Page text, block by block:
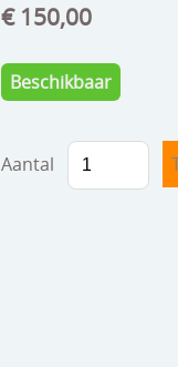
€ 150,00
Beschikbaar
Aantal